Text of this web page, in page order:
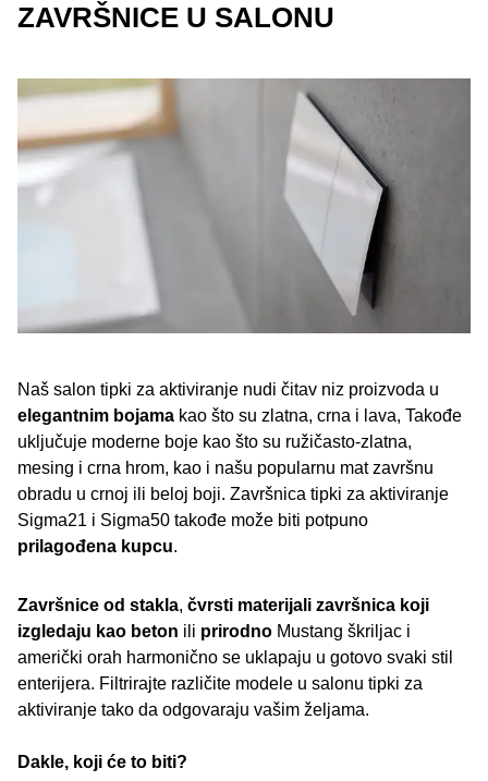
ZAVRŠNICE U SALONU
Naš salon tipki za aktiviranje nudi čitav niz proizvoda u
elegantnim bojama kao što su zlatna, crna i lava, Takođe
uključuje moderne boje kao što su ružičasto-zlatna,
mesing i crna hrom, kao i našu popularnu mat završnu
obradu u crnoj ili beloj boji. Završnica tipki za aktiviranje
Sigma21 i Sigma50 takođe može biti potpuno
prilagođena kupcu.
Završnice od stakla, čvrsti materijali završnica koji
izgledaju kao beton ili prirodno Mustang škriljac i
američki orah harmonično se uklapaju u gotovo svaki stil
enterijera. Filtrirajte različite modele u salonu tipki za
aktiviranje tako da odgovaraju vašim željama.
Dakle, koji će to biti?